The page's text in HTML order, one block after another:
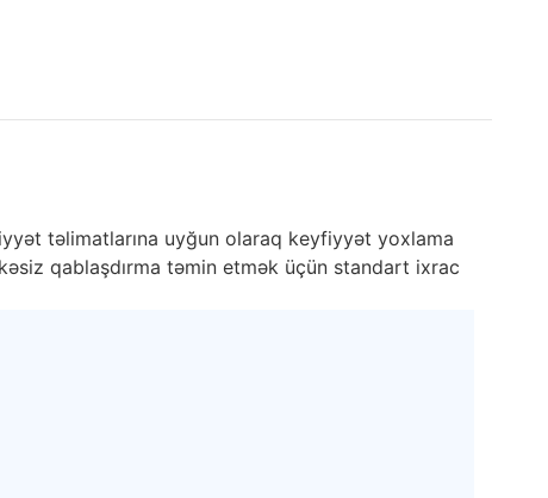
təlimatlarına uyğun olaraq keyfiyyət yoxlama
qablaşdırma təmin etmək üçün standart ixrac